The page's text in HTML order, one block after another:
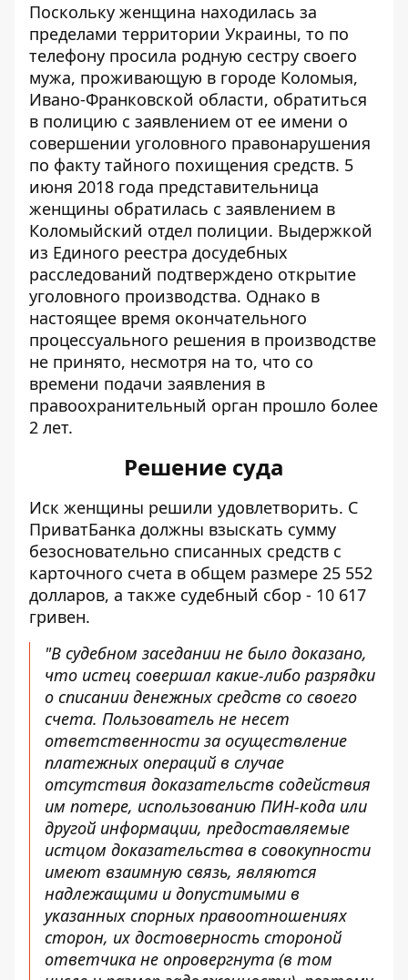
Поскольку женщина находилась за
пределами территории Украины, то по
телефону просила родную сестру своего
мужа, проживающую в городе Коломыя,
Ивано-Франковской области, обратиться
в полицию с заявлением от ее имени о
совершении уголовного правонарушения
по факту тайного похищения средств. 5
июня 2018 года представительница
женщины обратилась с заявлением в
Коломыйский отдел полиции. Выдержкой
из Единого реестра досудебных
расследований подтверждено открытие
уголовного производства. Однако в
настоящее время окончательного
процессуального решения в производстве
не принято, несмотря на то, что со
времени подачи заявления в
правоохранительный орган прошло более
2 лет.
Решение суда
Иск женщины решили удовлетворить. С
ПриватБанка должны взыскать сумму
безосновательно списанных средств с
карточного счета в общем размере 25 552
долларов, а также судебный сбор - 10 617
гривен.
"В судебном заседании не было доказано,
что истец совершал какие-либо разрядки
о списании денежных средств со своего
счета. Пользователь не несет
ответственности за осуществление
платежных операций в случае
отсутствия доказательств содействия
им потере, использованию ПИН-кода или
другой информации, предоставляемые
истцом доказательства в совокупности
имеют взаимную связь, являются
надлежащими и допустимыми в
указанных спорных правоотношениях
сторон, их достоверность стороной
ответчика не опровергнута (в том